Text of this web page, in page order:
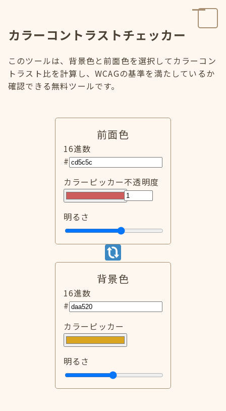
カラーコントラストチェッカー
このツールは、背景色と前面色を選択してカラーコン
トラスト比を計算し、WCAGの基準を満たしているか
確認できる無料ツールです。
前面色
16進数
#
カラーピッカー不透明度
明るさ
背景色
16進数
#
カラーピッカー
明るさ